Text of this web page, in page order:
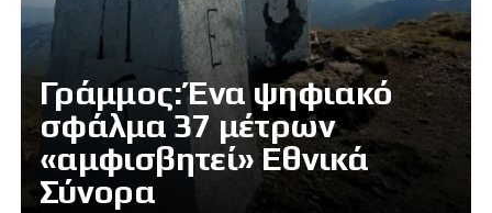
Γράμμος: Ένα ψηφιακό
σφάλμα 37 μέτρων
«αμφισβητεί» Εθνικά
Σύνορα